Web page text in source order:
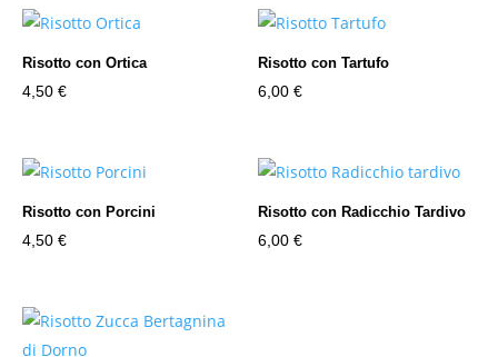
Risotto con Ortica
4,50 €
Risotto con Tartufo
6,00€
Risotto con Porcini
4,50 €
Risotto con Radicchio Tardivo
6,00€